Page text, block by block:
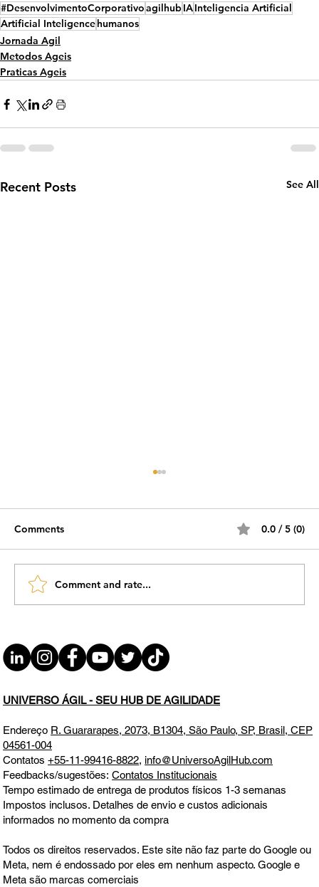
#DesenvolvimentoCorporativoagilhubIAInteligencia Artificial
Artificial Inteligencehumanos
Jornada Agil
Metodos Ageis
Praticas Ageis
Recent Posts See All
Conta que Ninguém Faz TER 10.02.26
07h31
Comments 0.0 / 5 (0)
Comment and rate...
UNIVERSO ÁGIL - SEU HUB DE AGILIDADE
Endereço R. Guararapes, 2073, B1304, São Paulo, SP, Brasil, CEP
04561-004
Contatos+55-11-99416-8822, info@UniversoAgilHub.com
Feedbacks/sugestões:Contatos Institucionais
Tempo estimado de entrega de produtos físicos 1-3 semanas
Impostos inclusos. Detalhes de envio e custos adicionais
informados no momento da compra
Todos os direitos reservados. Este site não faz parte do Google ou
Meta, nem é endossado por eles em nenhum aspecto. Google e
Meta são marcas comerciais